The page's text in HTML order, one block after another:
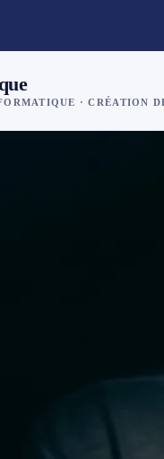
· CRÉATION